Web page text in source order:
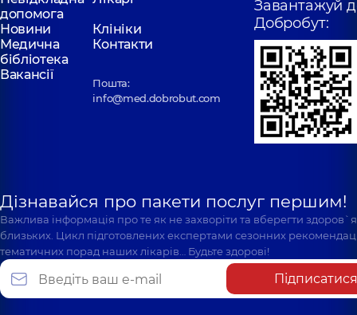
допомога
Новини
Клініки
Медична
бібліотека
Контакти
Вакансії
Пошта:
info@med.dobrobut.com
Завантажуй
Добробут:
Дізнавайся про пакети послуг першим!
Важлива інформація про те як не захворіти та вберегти
близьких. Цикл підготовлених експертами сезонних
тематичних порад наших лікарів… Будьте здорові!
Підписатися